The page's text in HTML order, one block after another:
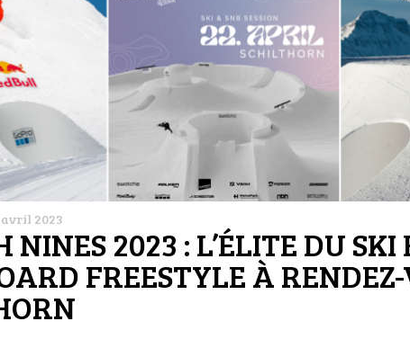
avril 2023
NINES 2023 : L’ÉLITE DU SKI
FREESTYLE À